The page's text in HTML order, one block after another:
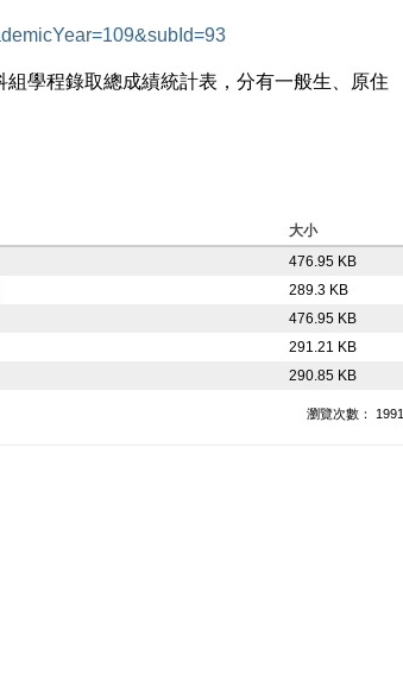
學程錄取總成績統計表，分有一般生、原住
大小
476.95 KB
289.3 KB
476.95 KB
291.21 KB
290.85 KB
瀏覽次數： 1991